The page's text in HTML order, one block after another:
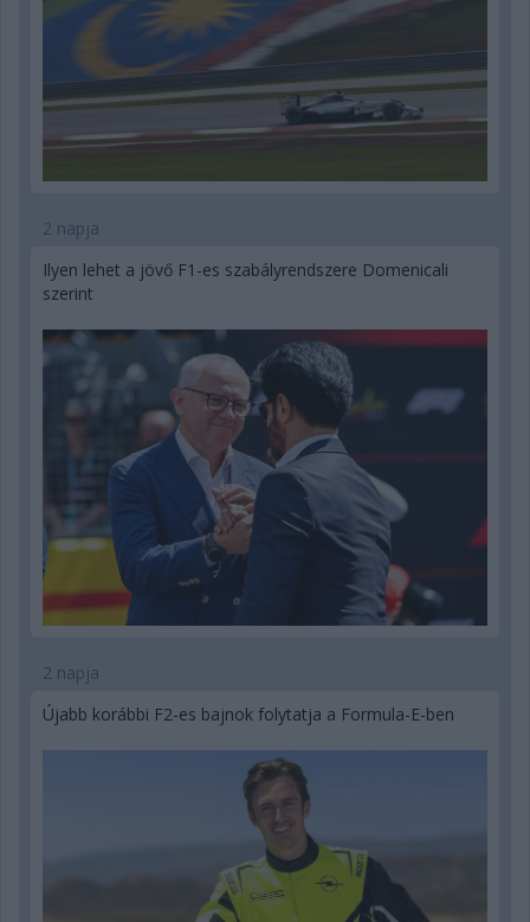
2 napja
Ilyen lehet a jövő F1-es szabályrendszere Domenicali
szerint
2 napja
Újabb korábbi F2-es bajnok folytatja a Formula-E-ben